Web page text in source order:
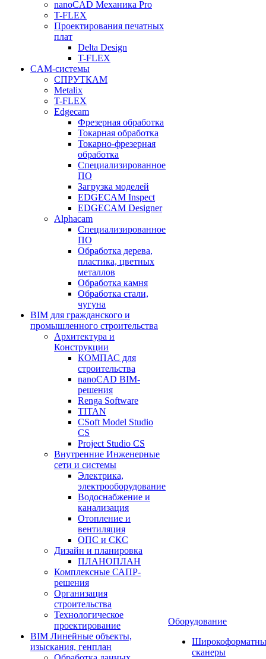
nanoCAD Механика Pro
T-FLEX
Проектирования печатных
плат
Delta Design
T-FLEX
CAM-системы
СПРУТКAM
Metalix
T-FLEX
Edgecam
Фрезерная обработка
Токарная обработка
Токарно-фрезерная
обработка
Специализированное
ПО
Загрузка моделей
EDGECAM Inspect
EDGECAM Designer
Alphacam
Специализированное
ПО
Обработка дерева,
пластика, цветных
металлов
Обработка камня
Обработка стали,
чугуна
BIM для гражданского и
промышленного строительства
Архитектура и
Конструкции
КОМПАС для
строительства
nanoCAD BIM-
решения
Renga Software
TITAN
CSoft Model Studio
CS
Project Studio CS
Внутренние Инженерные
сети и системы
Электрика,
электрооборудование
Водоснабжение и
канализация
Отопление и
вентиляция
ОПС и СКС
Дизайн и планировка
ПЛАНОПЛАН
Комплексные САПР-
решения
Организация
строительства
Технологическое
проектирование
BIM Линейные объекты,
изыскания, генплан
Оборудование
сканеры